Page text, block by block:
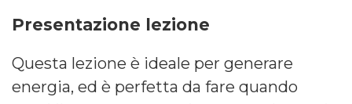
Presentazione lezione
Questa lezione è ideale per generare
energia, ed è perfetta da fare quando